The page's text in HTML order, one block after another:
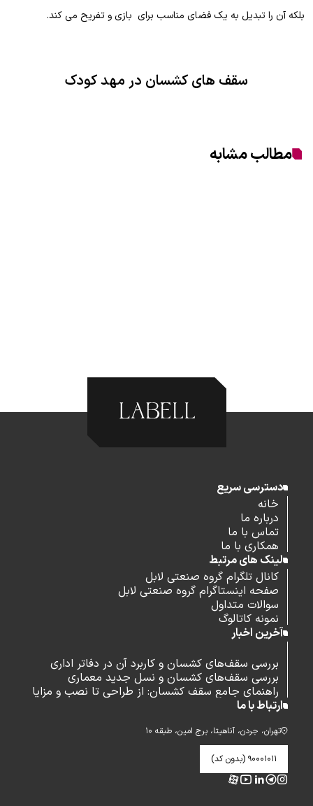
بلکه آن را تبدیل به یک فضای مناسب برای بازی و تفریح می کند.
سقف های کشسان در مهد کودک
مطالب مشابه
دسترسی سریع
خانه
درباره ما
تماس با ما
همکاری با ما
لینک های مرتبط
کانال تلگرام گروه صنعتی لابل
صفحه اینستاگرام گروه صنعتی لابل
سوالات متداول
نمونه کاتالوگ
آخرین اخبار
بررسی سقف‌های کشسان و کاربرد آن در دفاتر اداری
بررسی سقف‌های کشسان و نسل جدید معماری
راهنمای جامع سقف کشسان: از طراحی تا نصب و مزایا
ارتباط با ما
تهران، جردن، آناهیتا، برج امین، طبقه ۱۰
۹۰۰۰۱۰۱۱ (بدون کد)